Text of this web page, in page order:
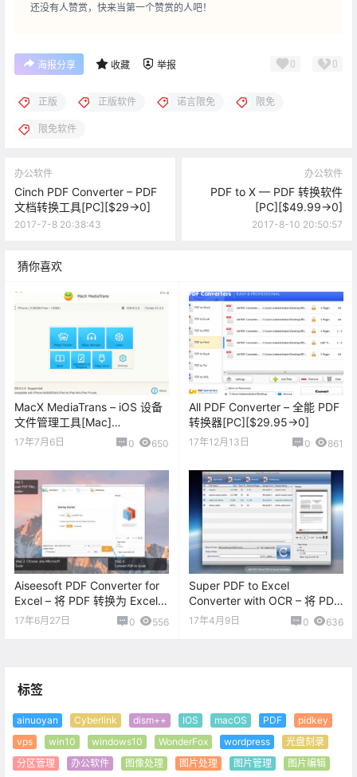
还没有人赞赏，快来当第一个赞赏的人吧！
海报分享 收藏 举报 0 0
正版 正版软件 诺言限免 限免
限免软件
办公软件
Cinch PDF Converter – PDF
文档转换工具[PC][$29→0]
2017-7-8 20:38:43
办公软件
PDF to X — PDF 转换软件
[PC][$49.99→0]
2017-8-10 20:50:57
猜你喜欢
MacX MediaTrans – iOS 设备
文件管理工具[Mac]
[$59.95→0]
17年7月6日 0 650
All PDF Converter – 全能 PDF
转换器[PC][$29.95→0]
17年12月13日 0 861
Aiseesoft PDF Converter for
Excel – 将 PDF 转换为 Excel
[Mac][￥98→0]
17年6月27日 0 556
Super PDF to Excel
Converter with OCR – 将 PDF
文档转换为 Excel 文档
17年4月9日 0 636
标签
ainuoyan Cyberlink dism++ IOS macOS PDF
pidkey
vps
win10 windows10 WonderFox wordpress
光盘刻录
分区管理
办公软件 图像处理 图片处理 图片管理
图片编辑